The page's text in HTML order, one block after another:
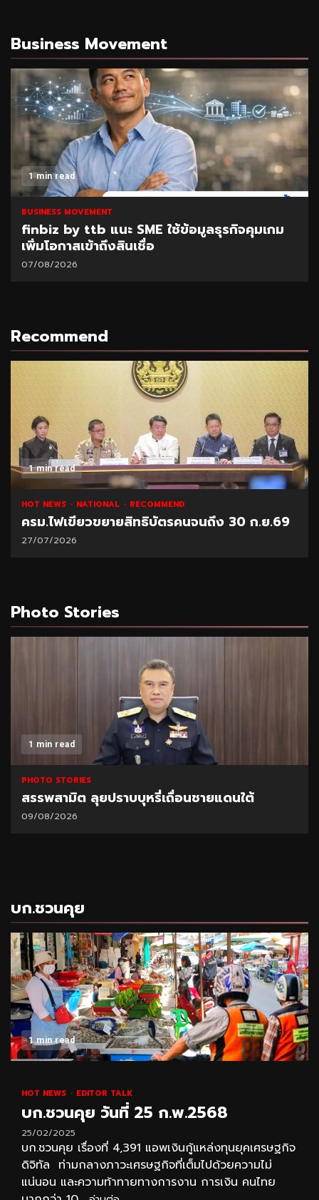
Business Movement
1 min read
BUSINESS MOVEMENT
SAM เปิดโอกาสแก้หนี้เสียต่ำแสน ผ่านโครงการ
“ปิดหนี้ไว ไปต่อได้” ที่ศาลแพ่งตลิ่งชัน 8-9
ส.ค.69
Recommend
1 min read
NATIONAL HOT NEWS RECOMMEND
“พาณิชย์” โชว์ยอดส่งออกทุเรียน 1 ล้านตัน
21/07/2026
Photo Stories
1 min read
PHOTO STORIES
TOA เดินหน้า Green Mission จับมือ มูลนิธิแม่
ฟ้าหลวงฯ ฟื้นฟูผืนป่า สร้างแหล่งดูดซับคาร์บอน
บก.ชวนคุย
1 min read
HOT NEWS EDITOR TALK
บก.ชวนคุย วันที่ 25 ก.พ.2568
25/02/2025
บก.ชวนคุย เรื่องที่ 4,391 แอพเงินกู้แหล่งทุนยุคเศรษฐกิจ
ดิจิทัล ท่ามกลางภาวะเศรษฐกิจที่เต็มไปด้วยความไม่
แน่นอน และความท้าทายทางการงาน การเงิน คนไทย